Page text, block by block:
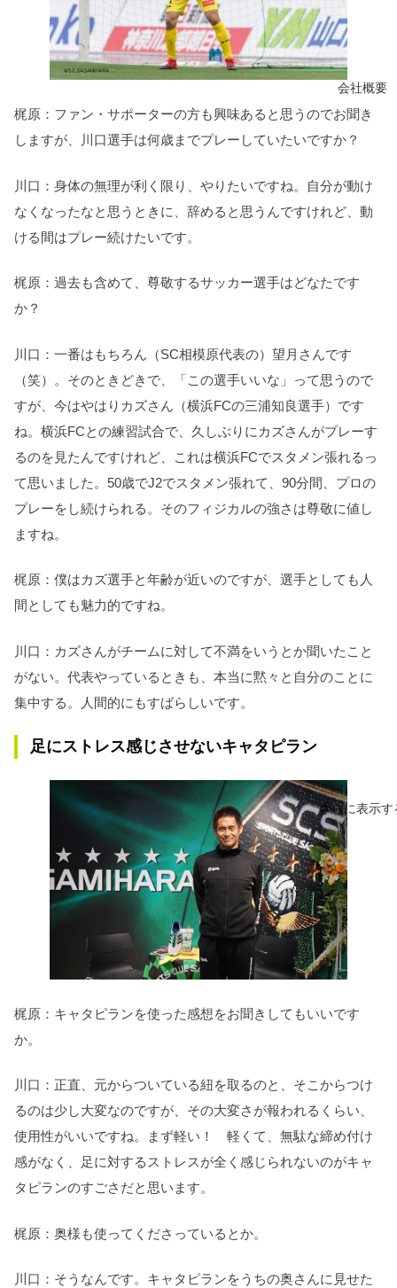
会社概要
さらに表示す
梶原：ファン・サポーターの方も興味あると思うのでお聞き
しますが、川口選手は何歳までプレーしていたいですか？
川口：身体の無理が利く限り、やりたいですね。自分が動け
なくなったなと思うときに、辞めると思うんですけれど、動
ける間はプレー続けたいです。
梶原：過去も含めて、尊敬するサッカー選手はどなたです
か？
川口：一番はもちろん（SC相模原代表の）望月さんです
（笑）。そのときどきで、「この選手いいな」って思うので
すが、今はやはりカズさん（横浜FCの三浦知良選手）です
ね。横浜FCとの練習試合で、久しぶりにカズさんがプレーす
るのを見たんですけれど、これは横浜FCでスタメン張れるっ
て思いました。50歳でJ2でスタメン張れて、90分間、プロの
プレーをし続けられる。そのフィジカルの強さは尊敬に値し
ますね。
梶原：僕はカズ選手と年齢が近いのですが、選手としても人
間としても魅力的ですね。
川口：カズさんがチームに対して不満をいうとか聞いたこと
がない。代表やっているときも、本当に黙々と自分のことに
集中する。人間的にもすばらしいです。
足にストレス感じさせないキャタピラン
梶原：キャタピランを使った感想をお聞きしてもいいです
か。
川口：正直、元からついている紐を取るのと、そこからつけ
るのは少し大変なのですが、その大変さが報われるくらい、
使用性がいいですね。まず軽い！ 軽くて、無駄な締め付け
感がなく、足に対するストレスが全く感じられないのがキャ
タピランのすごさだと思います。
梶原：奥様も使ってくださっているとか。
川口：そうなんです。キャタピランをうちの奥さんに見せた